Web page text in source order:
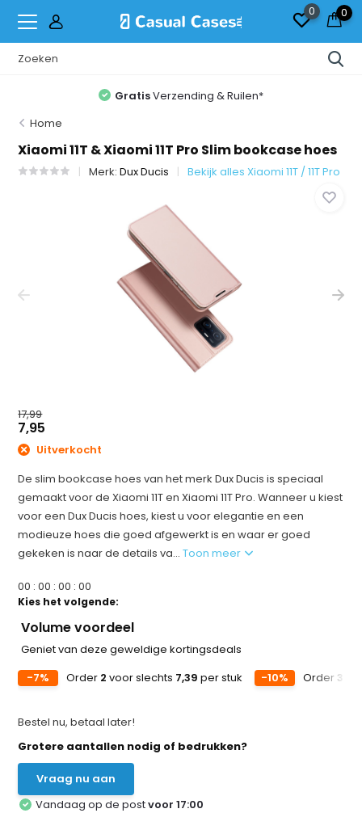
0 0
GratisVerzending & Ruilen*
Home
Xiaomi 11T & Xiaomi 11T Pro Slim bookcase hoes
Merk:Dux Ducis Bekijk alles Xiaomi 11T / 11T Pro
17,99
7,95
Uitverkocht
De slim bookcase hoes van het merk Dux Ducis is speciaal
gemaakt voor de Xiaomi 11T en Xiaomi 11T Pro. Wanneer u kiest
voor een Dux Ducis hoes, kiest u voor elegantie en een
modieuze hoes die goed afgewerkt is en waar er goed
gekeken is naar de details va...Toon meer
00 :00 :00 :00
Kies het volgende:
Volume voordeel
Geniet van deze geweldige kortingsdeals
-7%
Order 2 voor slechts 7,39 per stuk -10% Order 3
Bestel nu, betaal later!
Grotere aantallen nodig of bedrukken?
Vraag nu aan
Vandaag op de postvoor 17:00